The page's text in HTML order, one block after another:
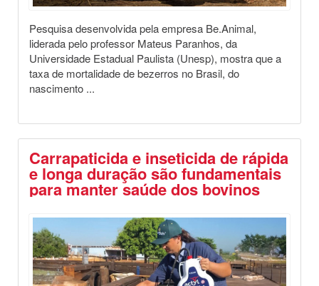
Pesquisa desenvolvida pela empresa Be.Animal,
liderada pelo professor Mateus Paranhos, da
Universidade Estadual Paulista (Unesp), mostra que a
taxa de mortalidade de bezerros no Brasil, do
nascimento ...
Carrapaticida e inseticida de rápida
e longa duração são fundamentais
para manter saúde dos bovinos